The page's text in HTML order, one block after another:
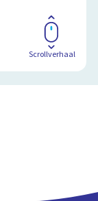
Scrollverhaal